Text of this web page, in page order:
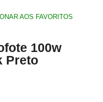
AOS FAVORITOS
100w
Preto